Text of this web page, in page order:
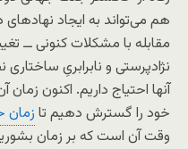
هم می‌تواند به ایجاد نهادهای
مقابله با مشکلات کنونی ــ
نژادپرستی و نابرابریِ
آنها احتیاج داریم. اکنون
خود را گسترش دهیم تا زمان
وقت آن است که بر زمان